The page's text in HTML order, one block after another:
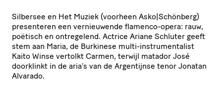
Silbersee en Het Muziek (voorheen Asko|Schönberg)
presenteren een vernieuwende flamenco-opera: rauw,
poëtisch en ontregelend. Actrice Ariane Schluter geeft
stem aan Maria, de Burkinese multi-instrumentalist
Kaito Winse vertolkt Carmen, terwijl matador José
doorklinkt in de aria’s van de Argentijnse tenor Jonatan
Alvarado.